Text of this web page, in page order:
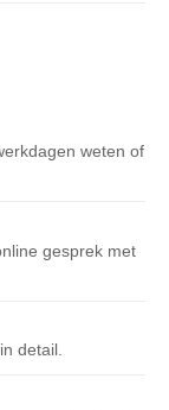
weten of
gesprek met
detail.